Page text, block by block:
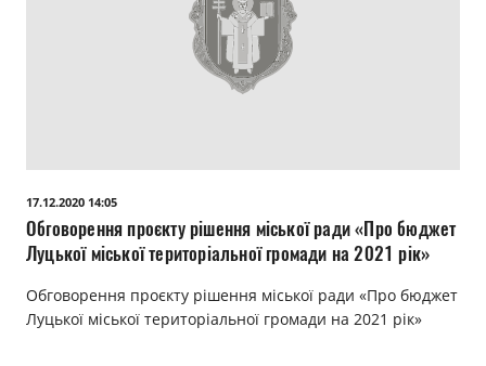
17.12.2020 14:05
Обговорення проєкту рішення міської ради «Про бюджет
Луцької міської територіальної громади на 2021 рік»
Обговорення проєкту рішення міської ради «Про бюджет
Луцької міської територіальної громади на 2021 рік»